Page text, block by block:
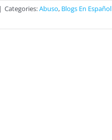
| Categories:Abuso, Blogs En Español